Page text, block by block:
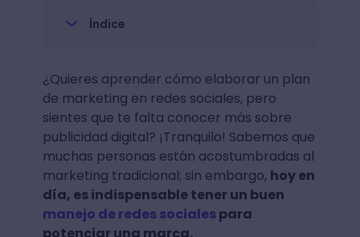
Índice
¿Quieres aprender cómo elaborar un plan
de marketing en redes sociales, pero
sientes que te falta conocer más sobre
publicidad digital? ¡Tranquilo! Sabemos que
muchas personas están acostumbradas al
marketing tradicional; sin embargo, hoy en
día, es indispensable tener un buen
manejo de redes socialespara